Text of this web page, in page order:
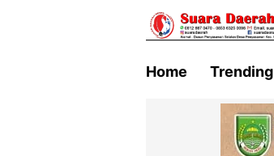
Home Trending